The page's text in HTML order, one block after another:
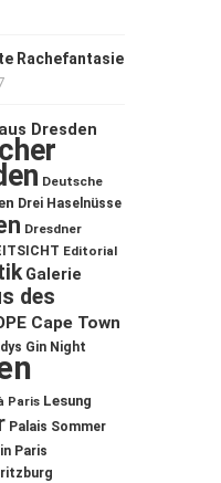
Rachefantasie
Dresden
Deutsche
Drei Haselnüsse
Dresdner
Editorial
Galerie
des
Cape Town
Gin Night
Paris Lesung
Palais Sommer
Paris